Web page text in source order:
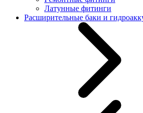
Латунные фитинги
Расширительные баки и